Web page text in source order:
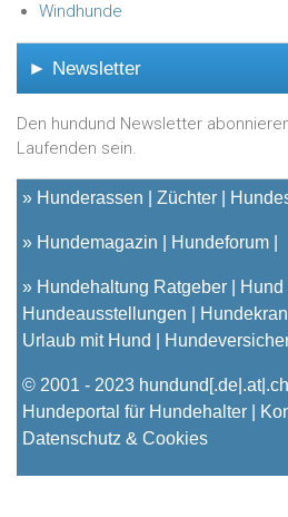
Windhunde
► Newsletter
Den hundund Newsletter
Laufenden sein.
» Hunderassen Züchter
» Hundemagazin Hundeforum
» Hundehaltung Ratgeber
Hund
Hundeausstellungen
Urlaub mit Hund
© 2001 - 2023 hundund
Hundeportal für Hundehalter |
Datenschutz & Cookies